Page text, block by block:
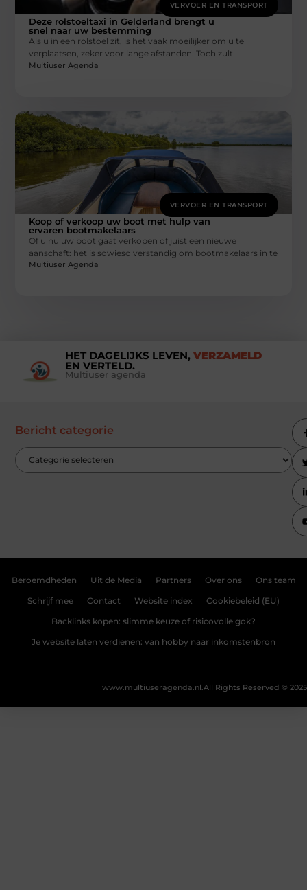
VERVOER EN TRANSPORT
Deze rolstoeltaxi in Gelderland brengt u
snel naar uw bestemming
Als u in een rolstoel zit, is het vaak moeilijker om u te
verplaatsen, zeker voor lange afstanden. Toch zult
Multiuser Agenda
VERVOER EN TRANSPORT
Koop of verkoop uw boot met hulp van
ervaren bootmakelaars
Of u nu uw boot gaat verkopen of juist een nieuwe
aanschaft: het is sowieso verstandig om bootmakelaars in te
Multiuser Agenda
HET DAGELIJKS LEVEN, VERZAMELD
EN VERTELD.
Multiuser agenda
Bericht categorie
Beroemdheden Uit de Media Partners Over ons Ons team
Schrijf mee Contact Website index Cookiebeleid (EU)
Backlinks kopen: slimme keuze of risicovolle gok?
Je website laten verdienen: van hobby naar inkomstenbron
All Rights Reserved © 2025
www.multiuseragenda.nl.